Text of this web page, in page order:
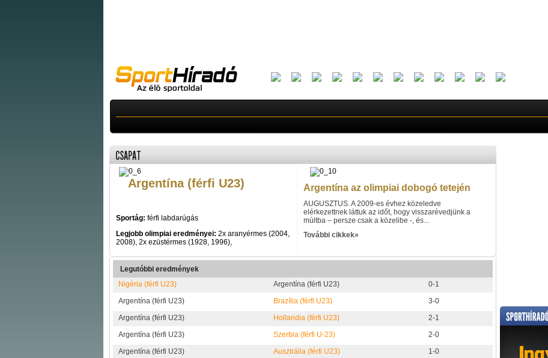
CSAPAT
Argentína (férfi U23)
Sportág: férfi labdarúgás
Legjobb olimpiai eredményei: 2x aranyérmes (2004,
2008), 2x ezüstérmes (1928, 1996),
Argentína az olimpiai dobogó tetején
AUGUSZTUS. A 2009-es évhez közeledve
elérkezettnek láttuk az időt, hogy visszarévedjünk a
múltba – persze csak a közelibe -, és...
További cikkek»
Legutóbbi eredmények
Nigéria (férfi U23)
Argentína (férfi U23)
0-1
Argentína (férfi U23)
Brazília (férfi U23)
3-0
Argentína (férfi U23)
Hollandia (férfi U23)
2-1
Argentína (férfi U23)
Szerbia (férfi U-23)
2-0
Argentína (férfi U23)
Ausztrália (férfi U23)
1-0